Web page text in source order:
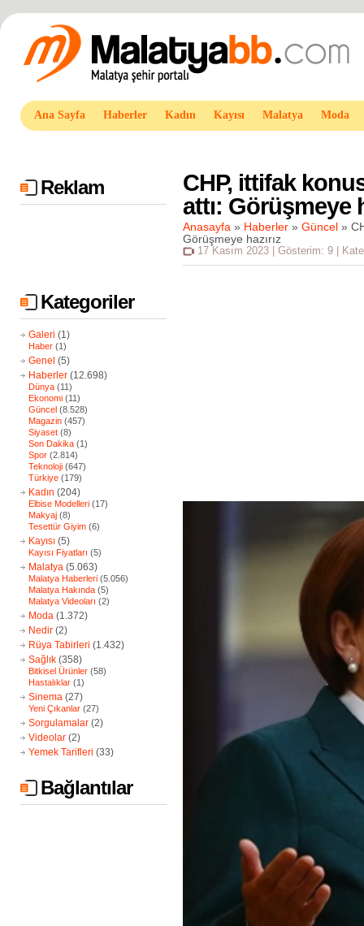
Ana Sayfa Haberler Kadın Kayısı Malatya Moda
Reklam
Kategoriler
Galeri (1)
Haber (1)
Genel (5)
Haberler (12.698)
Dünya (11)
Ekonomi (11)
Güncel (8.528)
Magazin (457)
Siyaset (8)
Son Dakika (1)
Spor (2.814)
Teknoloji (647)
Türkiye (179)
Kadın (204)
Elbise Modelleri (17)
Makyaj (8)
Tesettür Giyim (6)
Kayısı (5)
Kayısı Fiyatları (5)
Malatya (5.063)
Malatya Haberleri (5.056)
Malatya Hakında (5)
Malatya Videoları (2)
Moda (1.372)
Nedir (2)
Rüya Tabirleri (1.432)
Sağlık (358)
Bitkisel Ürünler (58)
Hastalıklar (1)
Sinema (27)
Yeni Çıkanlar (27)
Sorgulamalar (2)
Videolar (2)
Yemek Tarifleri (33)
Bağlantılar
CHP, ittifak
attı: Görüşmeye
Anasayfa » Haberler » Güncel »
Görüşmeye hazırız
17 Kasım 2023 | Gösterim: 9 |